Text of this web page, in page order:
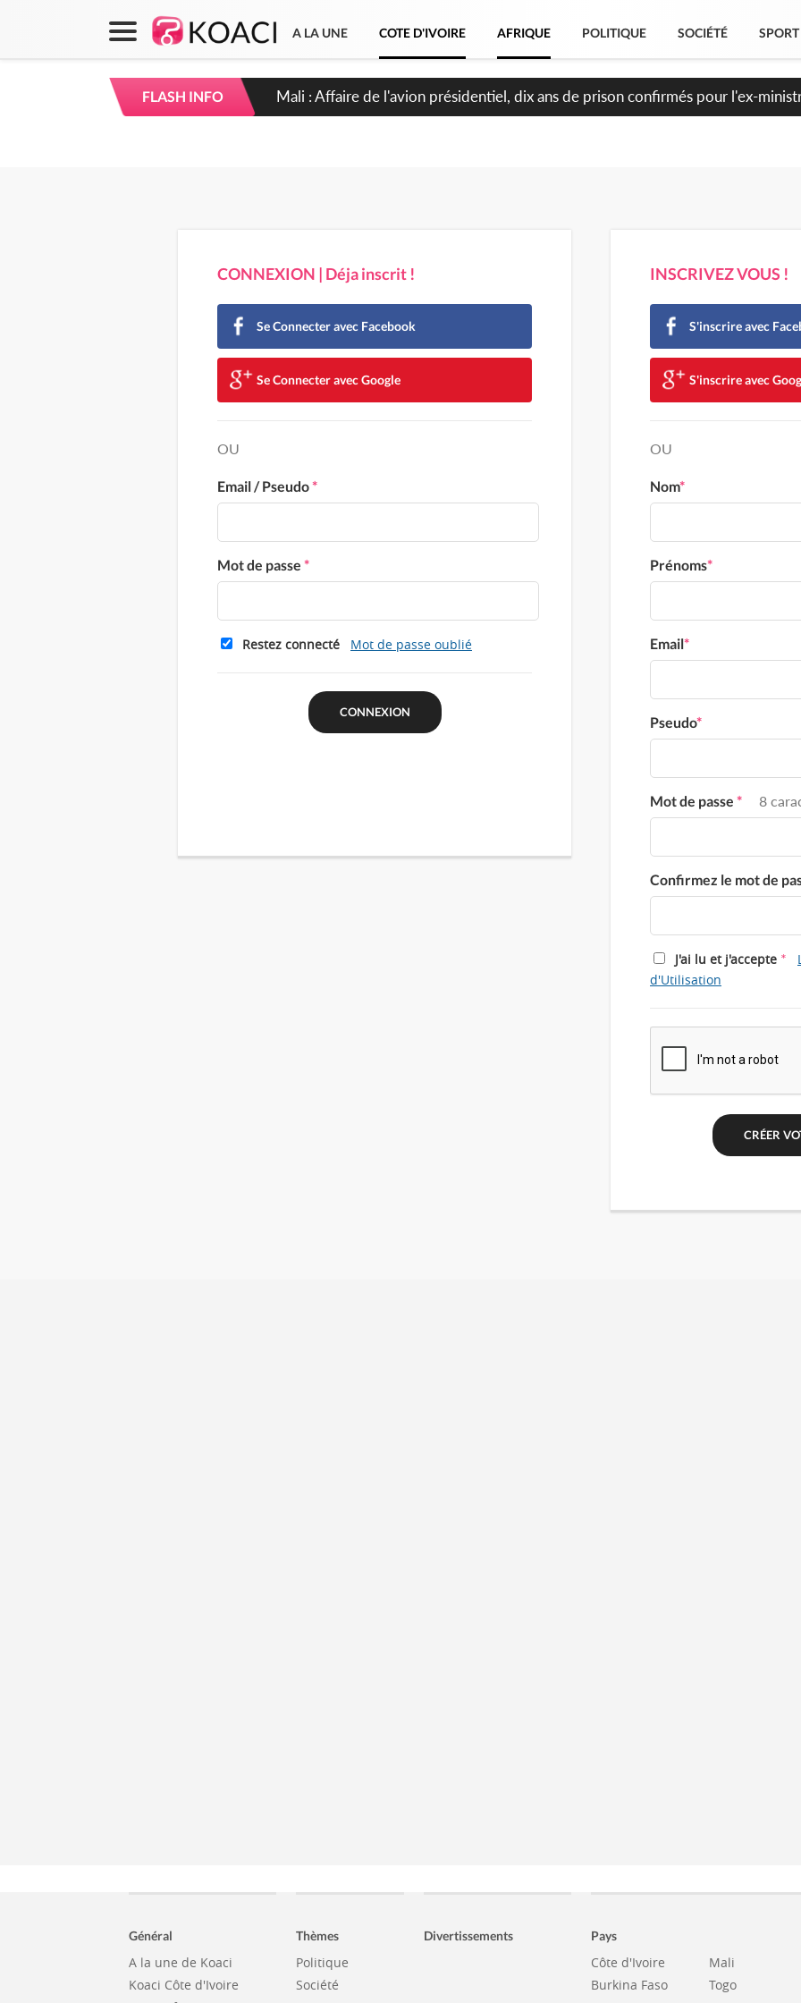
A LA UNE COTE D'IVOIRE AFRIQUE POLITIQUE SOCIÉTÉ SPORT
FLASH INFO Nigeria : Le Togo et le Cameroun principaux acheteurs des produits de la
CONNEXION | Déja inscrit !
Se Connecter avec Facebook
Se Connecter avec Google
OU
Email / Pseudo*
Mot de passe *
Restez connecté Mot de passe oublié
INSCRIVEZ VOUS !
S'inscrire avec
S'inscrire avec
OU
Nom*
Prénoms*
Email*
Pseudo*
Mot de passe * 8
Confirmez le mot de
J'ai lu et j'accepte *
d'Utilisation
Général
A la une de Koaci
Koaci Côte d'Ivoire
Thèmes
Politique
Société
Divertissements Pays
Côte d'Ivoire
Burkina Faso
Mali
Togo